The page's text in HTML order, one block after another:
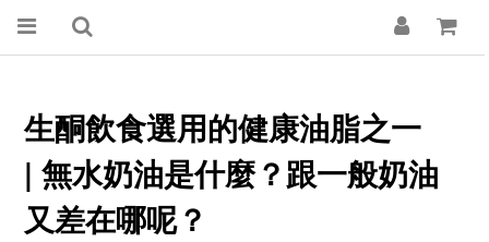
生酮飲食選用的健康油脂之一
| 無水奶油是什麼？跟一般奶油
又差在哪呢？